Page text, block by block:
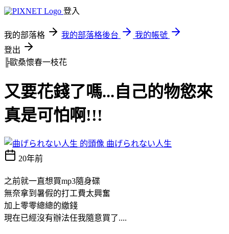
登入
我的部落格 我的部落格後台
我的帳號
登出
╠歐桑懷春一枝花
又要花錢了嗎...自己的物慾來
真是可怕啊!!!
曲げられない人生
20年前
之前就一直想買mp3隨身碟
無奈拿到暑假的打工費太興奮
加上零零總總的繳錢
現在已經沒有辦法任我隨意買了....